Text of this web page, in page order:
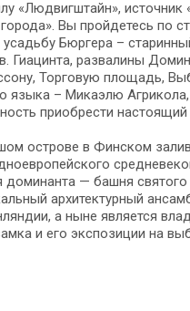
«Людвигштайн», источник
Вы пройдетесь по
Бюргера –
Гиацинта, развалины
Торговую площадь,
языка – Микаэлю
приобрести
острове в Финском
доминанта — башня
архитектурный
а ныне является
и его экспозиции на